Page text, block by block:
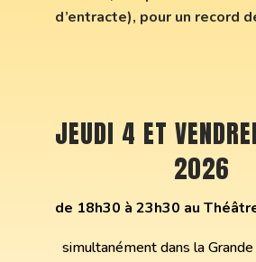
d’entracte), pour un record
JEUDI 4 ET
2026
de 18h30 à 23h30 au
simultanément dans la